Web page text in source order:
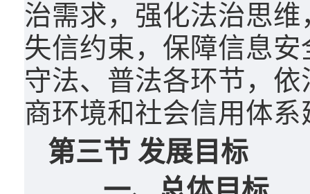
治需求，强化法治思
失信约束，保障信息
守法、普法各环节，
商环境和社会信用体系
第三节 发展目标